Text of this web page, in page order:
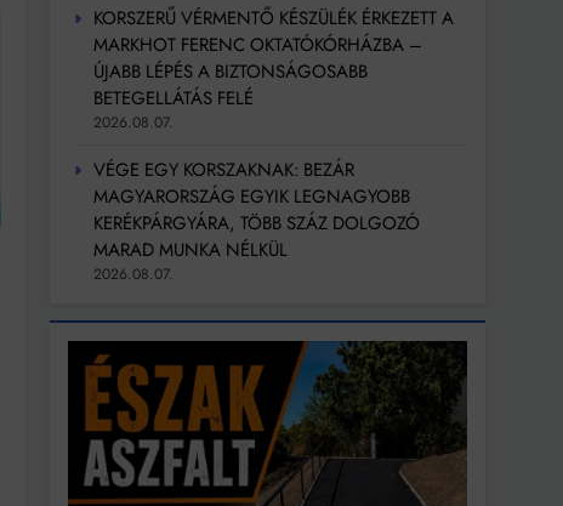
KORSZERŰ VÉRMENTŐ KÉSZÜLÉK ÉRKEZETT A
MARKHOT FERENC OKTATÓKÓRHÁZBA –
ÚJABB LÉPÉS A BIZTONSÁGOSABB
BETEGELLÁTÁS FELÉ
2026.08.07.
VÉGE EGY KORSZAKNAK: BEZÁR
MAGYARORSZÁG EGYIK LEGNAGYOBB
KERÉKPÁRGYÁRA, TÖBB SZÁZ DOLGOZÓ
MARAD MUNKA NÉLKÜL
2026.08.07.